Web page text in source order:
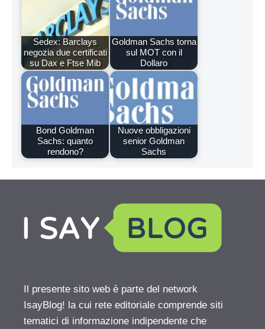
Sedex: Barclays
negozia due certificati
su Dax e Ftse Mib
Goldman Sachs torna
sul MOT con il
Dollaro
Bond Goldman
Sachs: quanto
rendono?
Nuove obbligazioni
senior Goldman
Sachs
Il presente sito web è parte del network
IsayBlog! la cui rete editoriale comprende siti
tematici di informazione indipendente che